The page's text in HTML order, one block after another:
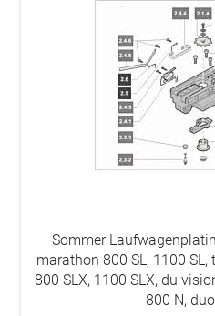
Sommer
marathon 800 SL, 1100 SL,
800 SLX, 1100 SLX, du
800 N,